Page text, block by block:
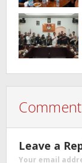
Comment
Leave a
Your email